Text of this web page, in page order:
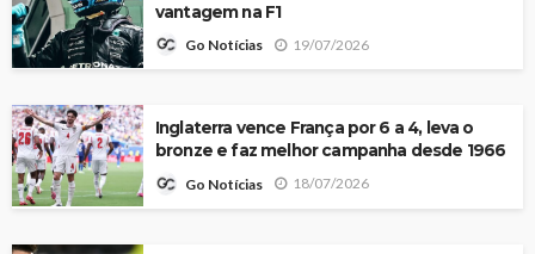
vantagem na F1
Go Notícias 19/07/2026
Inglaterra vence França por 6 a 4, leva o
bronze e faz melhor campanha desde 1966
Go Notícias 18/07/2026